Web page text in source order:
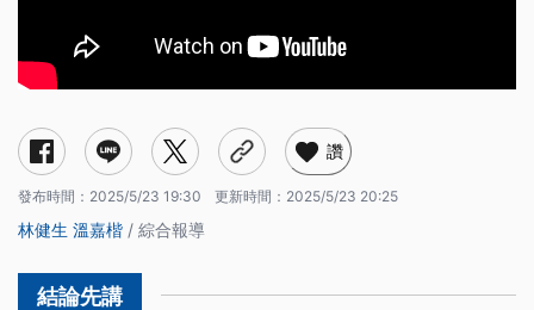
讚
發布時間： 2025/5/23 19:30 更新時間： 2025/5/23 20:25
林健生 溫嘉楷 / 綜合報導